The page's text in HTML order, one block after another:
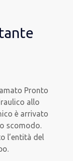
Pronto
allo
è arrivato
scomodo.
l’entità del